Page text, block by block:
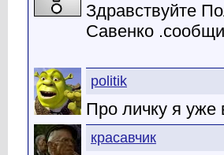
Здравствуйте
Савенко
politik
Про личку я уже
красавчик